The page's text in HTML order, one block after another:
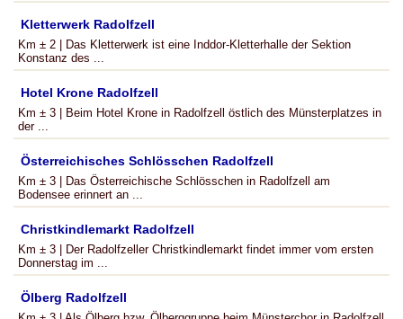
Kletterwerk Radolfzell
Km ± 2 | Das Kletterwerk ist eine Inddor-Kletterhalle der Sektion
Konstanz des ...
Hotel Krone Radolfzell
Km ± 3 | Beim Hotel Krone in Radolfzell östlich des Münsterplatzes in
der ...
Österreichisches Schlösschen Radolfzell
Km ± 3 | Das Österreichische Schlösschen in Radolfzell am
Bodensee erinnert an ...
Christkindlemarkt Radolfzell
Km ± 3 | Der Radolfzeller Christkindlemarkt findet immer vom ersten
Donnerstag im ...
Ölberg Radolfzell